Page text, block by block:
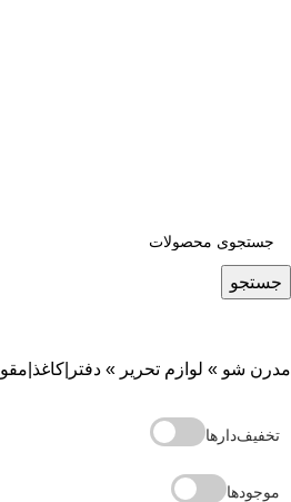
جستجو
مدرن شو » لوازم تحریر » دفتر|کاغذ|مقوا
تخفیف‌دارها
موجودها